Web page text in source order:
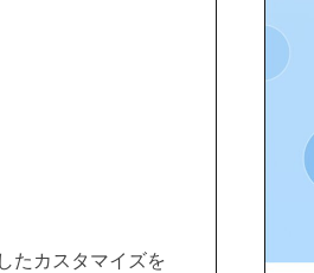
たカスタマイズを